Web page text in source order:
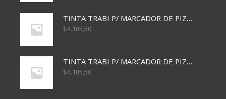
TINTA TRABI P/ MARCADOR DE PIZARRA x30ml AZUL
$4.185,50
TINTA TRABI P/ MARCADOR DE PIZARRA x30ml ROJO
$4.185,50